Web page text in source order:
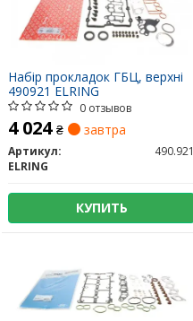
Набір прокладок ГБЦ, верхні
490921 ELRING
0 отзывов
4 024 ₴ завтра
Артикул:
490.921
ELRING
КУПИТЬ